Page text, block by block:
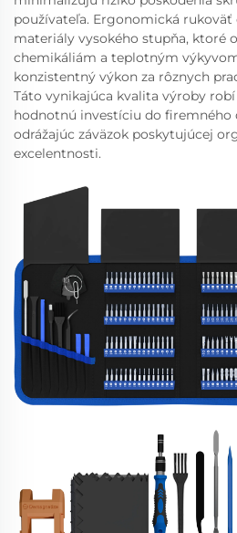
používateľa. Ergonomická
materiály vysokého stupňa, ktoré
chemikáliám a teplotným
konzistentný výkon za rôznych
Táto vynikajúca kvalita výroby
hodnotnú investíciu do firemného
odrážajúc záväzok poskytujúcej
excelentnosti.